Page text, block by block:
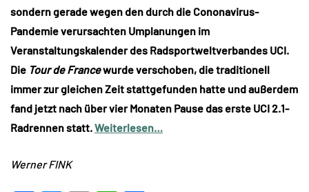
sondern gerade wegen den durch die Cononavirus-
Pandemie verursachten Umplanungen im
Veranstaltungskalender des Radsportweltverbandes UCI.
Die Tour de Francewurde verschoben, die traditionell
immer zur gleichen Zeit stattgefunden hatte und außerdem
fand jetzt nach über vier Monaten Pause das erste UCI 2.1-
Radrennen statt.Weiterlesen…
Werner FINK